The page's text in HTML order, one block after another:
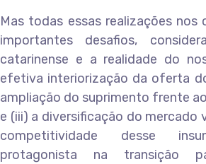
Mas todas essas realizações nos
importantes desafios,
catarinense e a realidade do
efetiva interiorização da oferta
ampliação do suprimento frente
e (iii) a diversificação do mercado
competitividade desse
protagonista na transição